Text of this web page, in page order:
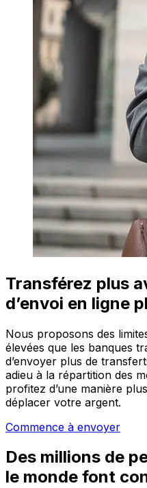
Transférez plus
d’envoi en ligne
Nous proposons des
élevées que les banques
d’envoyer plus de
adieu à la répartition des
profitez d’une manière
déplacer votre argent.
Commence à envoyer
Des millions de
le monde font